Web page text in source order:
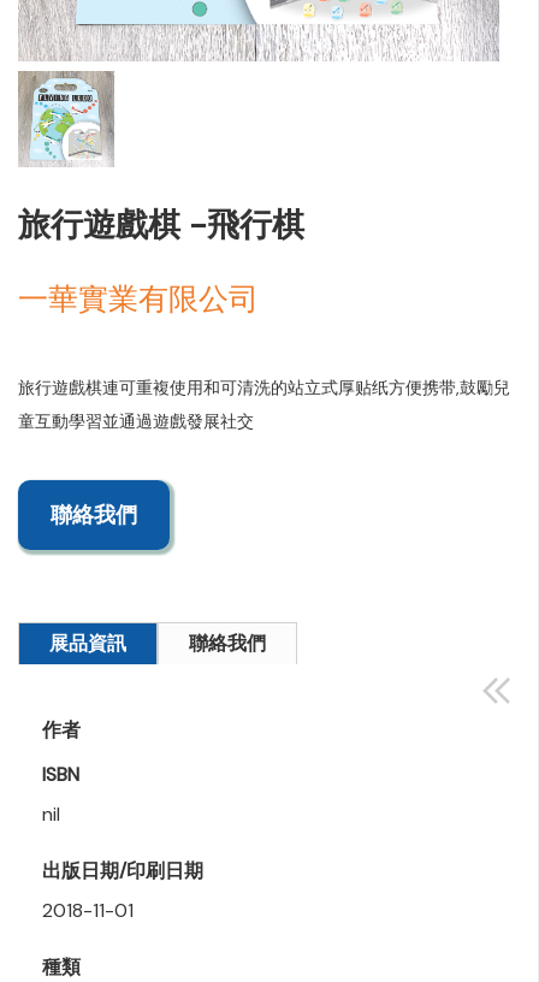
旅行遊戲棋 -飛行棋
一華實業有限公司
旅行遊戲棋連可重複使用和可清洗的站立式厚贴纸方便携带,鼓勵兒
童互動學習並通過遊戲發展社交
聯絡我們
展品資訊 聯絡我們
作者
ISBN
nil
出版日期/印刷日期
2018-11-01
種類